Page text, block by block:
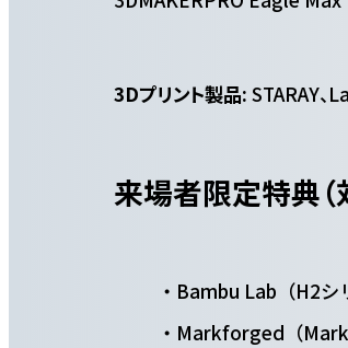
3Dプリント製品: STARAY
来場者限定特典（
Bambu Lab（H2シ
Markforged（Mark